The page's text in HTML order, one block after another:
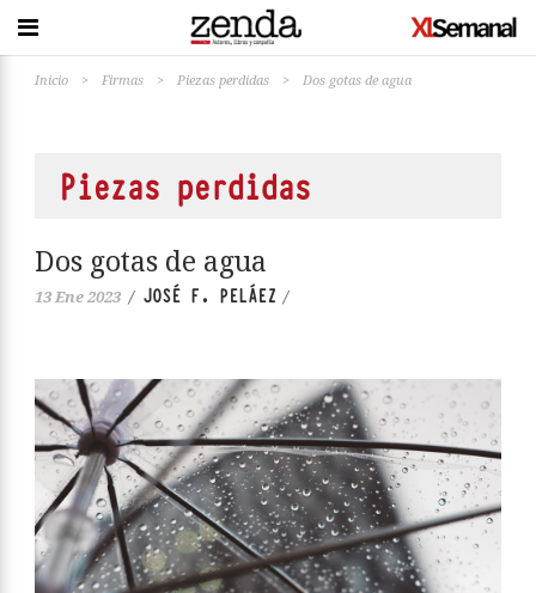
Inicio > Firmas > Piezas perdidas > Dos gotas de agua
Piezas perdidas
Dos gotas de agua
13 Ene 2023 / JOSÉ F. PELÁEZ /